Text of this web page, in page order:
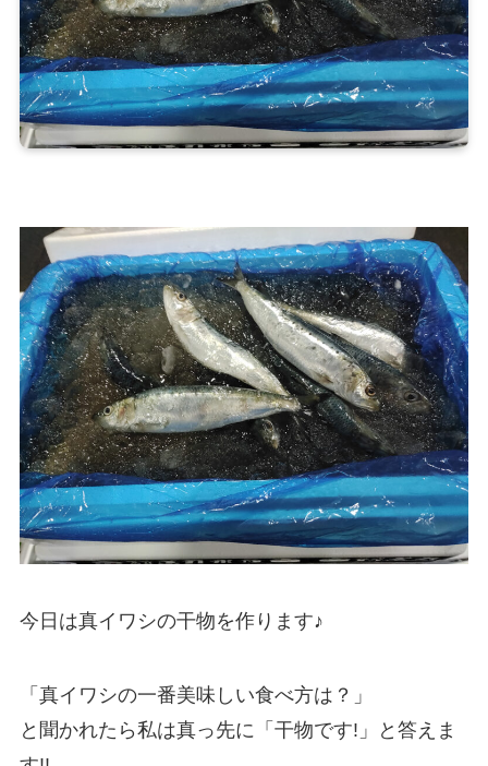
今日は真イワシの干物を作ります♪
「真イワシの一番美味しい食べ方は？」
と聞かれたら私は真っ先に「干物です!」と答えま